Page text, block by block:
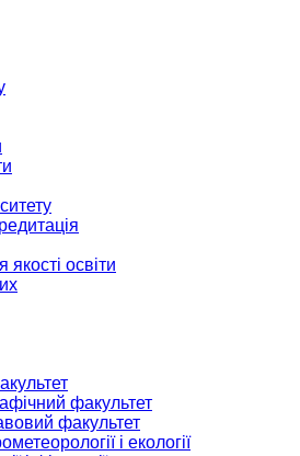
освіти
факультет
факультет
і екології